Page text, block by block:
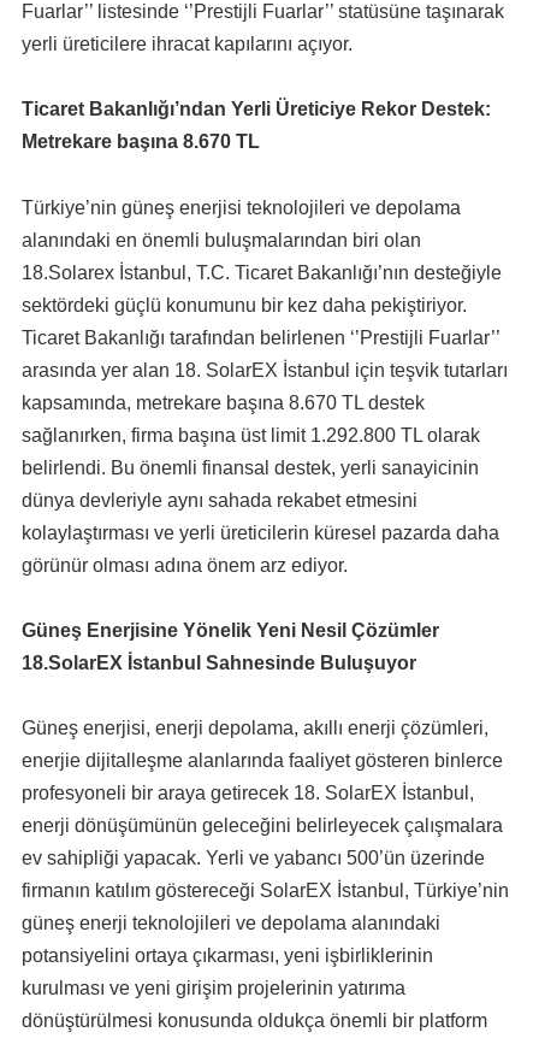
Fuarlar’’ listesinde ‘’Prestijli Fuarlar’’ statüsüne taşınarak
yerli üreticilere ihracat kapılarını açıyor.
Ticaret Bakanlığı’ndan Yerli Üreticiye Rekor Destek:
Metrekare başına 8.670 TL
Türkiye’nin güneş enerjisi teknolojileri ve depolama
alanındaki en önemli buluşmalarından biri olan
18.Solarex İstanbul, T.C. Ticaret Bakanlığı’nın desteğiyle
sektördeki güçlü konumunu bir kez daha pekiştiriyor.
Ticaret Bakanlığı tarafından belirlenen ‘’Prestijli Fuarlar’’
arasında yer alan 18. SolarEX İstanbul için teşvik tutarları
kapsamında, metrekare başına 8.670 TL destek
sağlanırken, firma başına üst limit 1.292.800 TL olarak
belirlendi. Bu önemli finansal destek, yerli sanayicinin
dünya devleriyle aynı sahada rekabet etmesini
kolaylaştırması ve yerli üreticilerin küresel pazarda daha
görünür olması adına önem arz ediyor.
Güneş Enerjisine Yönelik Yeni Nesil Çözümler
18.SolarEX İstanbul Sahnesinde Buluşuyor
Güneş enerjisi, enerji depolama, akıllı enerji çözümleri,
enerjie dijitalleşme alanlarında faaliyet gösteren binlerce
profesyoneli bir araya getirecek 18. SolarEX İstanbul,
enerji dönüşümünün geleceğini belirleyecek çalışmalara
ev sahipliği yapacak. Yerli ve yabancı 500’ün üzerinde
firmanın katılım göstereceği SolarEX İstanbul, Türkiye’nin
güneş enerji teknolojileri ve depolama alanındaki
potansiyelini ortaya çıkarması, yeni işbirliklerinin
kurulması ve yeni girişim projelerinin yatırıma
dönüştürülmesi konusunda oldukça önemli bir platform